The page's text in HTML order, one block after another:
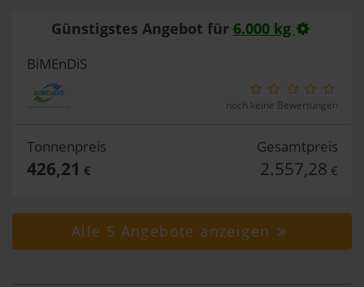
Günstigstes Angebot für 6.000 kg
BiMEnDiS
noch keine Bewertungen
Tonnenpreis
426,21 €
Gesamtpreis
2.557,28 €
Alle 5 Angebote anzeigen